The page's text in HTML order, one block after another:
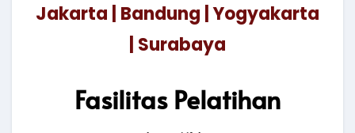
Jakarta | Bandung | Yogyakarta
| Surabaya
Fasilitas Pelatihan